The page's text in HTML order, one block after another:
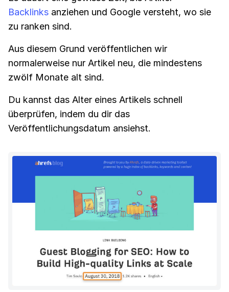
Backlinks anziehen und Google versteht, wo sie
zu ranken sind.
Aus diesem Grund veröffentlichen wir
normalerweise nur Artikel neu, die mindestens
zwölf Monate alt sind.
Du kannst das Alter eines Artikels schnell
überprüfen, indem du dir das
Veröffentlichungsdatum ansiehst.